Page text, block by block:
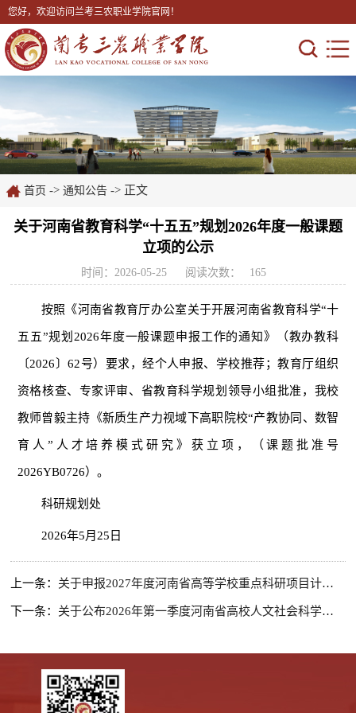
您好，欢迎访问兰考三农职业学院官网！
首页 -> 通知公告 -> 正文
关于河南省教育科学“十五五”规划2026年度一般课题
立项的公示
时间：2026-05-25 阅读次数： 165
按照《河南省教育厅办公室关于开展河南省教育科学“十
五五”规划2026年度一般课题申报工作的通知》（教办教科
〔2026〕62号）要求，经个人申报、学校推荐；教育厅组织
资格核查、专家评审、省教育科学规划领导小组批准，我校
教师曾毅主持《新质生产力视域下高职院校“产教协同、数智
育人”人才培养模式研究》获立项，（课题批准号
2026YB0726）。
科研规划处
2026年5月25日
上一条： 关于申报2027年度河南省高等学校重点科研项目计划的通知
下一条： 关于公布2026年第一季度河南省高校人文社会科学研究一般项目结项情况的通知